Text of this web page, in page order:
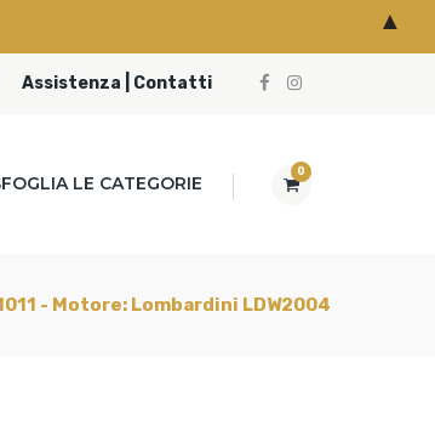
Assistenza | Contatti
0
LE CATEGORIE
- Motore: Lombardini LDW2004
▲